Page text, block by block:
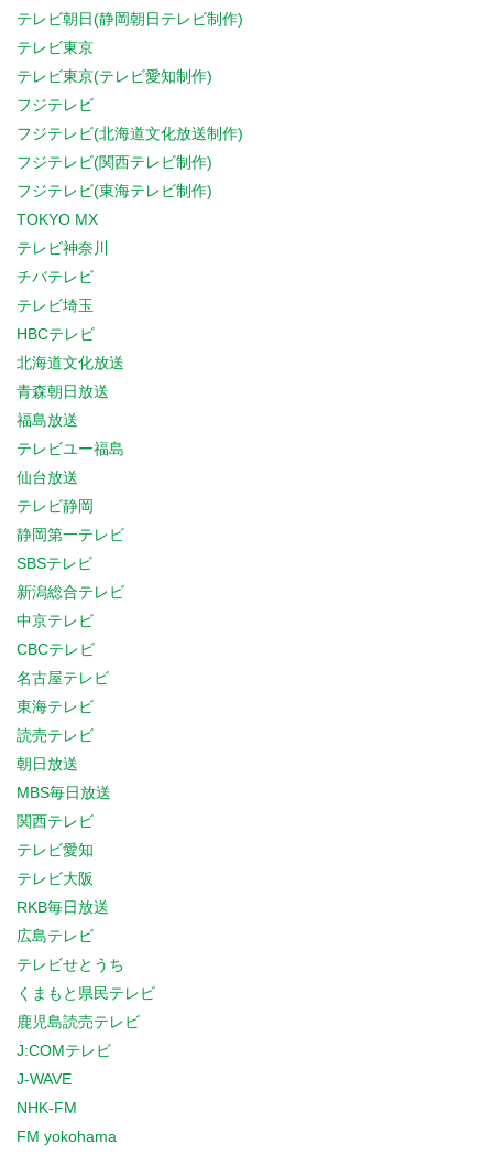
テレビ朝日(静岡朝日テレビ制作)
テレビ東京
テレビ東京(テレビ愛知制作)
フジテレビ
フジテレビ(北海道文化放送制作)
フジテレビ(関西テレビ制作)
フジテレビ(東海テレビ制作)
TOKYO MX
テレビ神奈川
チバテレビ
テレビ埼玉
HBCテレビ
北海道文化放送
青森朝日放送
福島放送
テレビユー福島
仙台放送
テレビ静岡
静岡第一テレビ
SBSテレビ
新潟総合テレビ
中京テレビ
CBCテレビ
名古屋テレビ
東海テレビ
読売テレビ
朝日放送
MBS毎日放送
関西テレビ
テレビ愛知
テレビ大阪
RKB毎日放送
広島テレビ
テレビせとうち
くまもと県民テレビ
鹿児島読売テレビ
J:COMテレビ
J-WAVE
NHK-FM
FM yokohama